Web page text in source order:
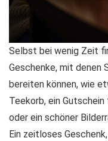
Selbst bei wenig Zeit
Geschenke, mit denen
bereiten können, wie
Teekorb, ein
oder ein schöner
Ein zeitloses